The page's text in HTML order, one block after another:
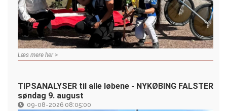
Læs mere her >
TIPSANALYSER til alle løbene - NYKØBING FALSTER
søndag 9. august
09-08-2026 08:05:00